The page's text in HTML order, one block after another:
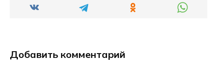
Добавить комментарий